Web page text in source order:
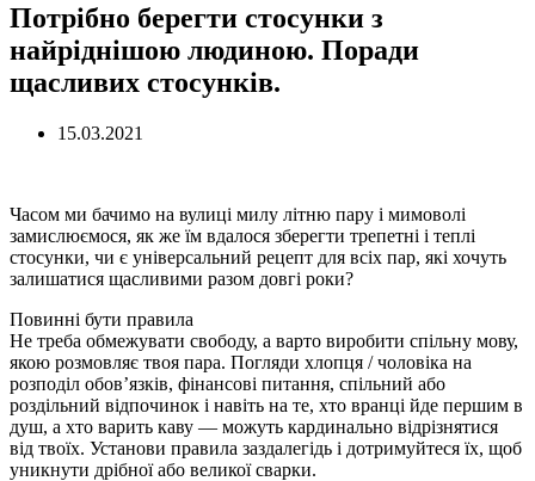
Потрібно берегти стосунки з
найріднішою людиною. Поради
щасливих стосунків.
15.03.2021
Часом ми бачимо на вулиці милу літню пару і мимоволі
замислюємося, як же їм вдалося зберегти трепетні і теплі
стосунки, чи є універсальний рецепт для всіх пар, які хочуть
залишатися щасливими разом довгі роки?
Повинні бути правила
Не треба обмежувати свободу, а варто виробити спільну мову,
якою розмовляє твоя пара. Погляди хлопця / чоловіка на
розподіл обов’язків, фінансові питання, спільний або
роздільний відпочинок і навіть на те, хто вранці йде першим в
душ, а хто варить каву — можуть кардинально відрізнятися
від твоїх. Установи правила заздалегідь і дотримуйтеся їх, щоб
уникнути дрібної або великої сварки.